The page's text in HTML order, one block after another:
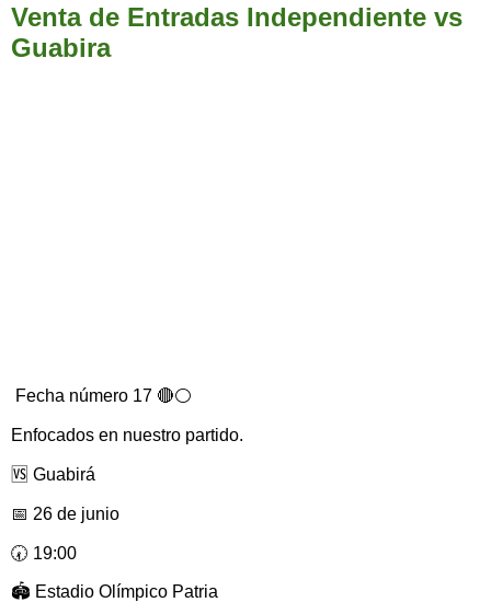
Venta de Entradas Independiente vs
Guabira
Fecha número 17 🔴⚪️
Enfocados en nuestro partido.
🆚 Guabirá
📅 26 de junio
🕢 19:00
🏟️ Estadio Olímpico Patria